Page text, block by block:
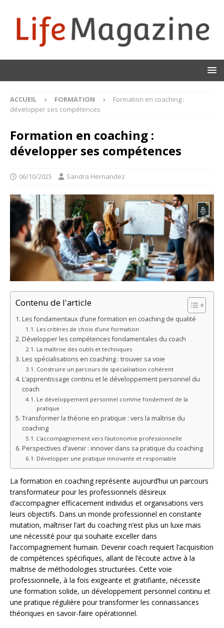
ACCUEIL FORMATION
Formation en coaching :
développer ses compétences
Formation en coaching :
développer ses compétences
06/10/2025 Sandra Hernandez
Contenu de l'article
Les fondamentaux d’une formation en coaching de qualité
Les critères de choix d’une formation
Développer les compétences fondamentales du coach
La maîtrise des outils et techniques
Les spécialisations en coaching : trouver sa voie
Construire un parcours de spécialisation cohérent
L’apprentissage continu et le développement personnel du
coach
Le développement personnel comme fondement de la
pratique
Transformer la théorie en pratique : vers la maîtrise du
coaching
L’accompagnement vers l’autonomie professionnelle
Perspectives d’avenir : innover dans sa pratique du coaching
Développer une pratique innovante et responsable
La formation en coaching représente aujourd’hui un parcours
transformateur pour les professionnels désireux
d’accompagner efficacement individus et organisations vers
leurs objectifs. Dans un monde professionnel en constante
mutation, maîtriser l’art du coaching n’est plus un luxe mais
une nécessité pour qui souhaite exceller dans
l’accompagnement humain. Devenir coach requiert l’acquisition
de compétences spécifiques, allant de l’écoute active à la
maîtrise de méthodologies structurées. Cette voie
professionnelle, à la fois exigeante et gratifiante, nécessite
une formation solide, un développement personnel continu et
une pratique régulière pour transformer les connaissances
théoriques en savoir-faire opérationnel.